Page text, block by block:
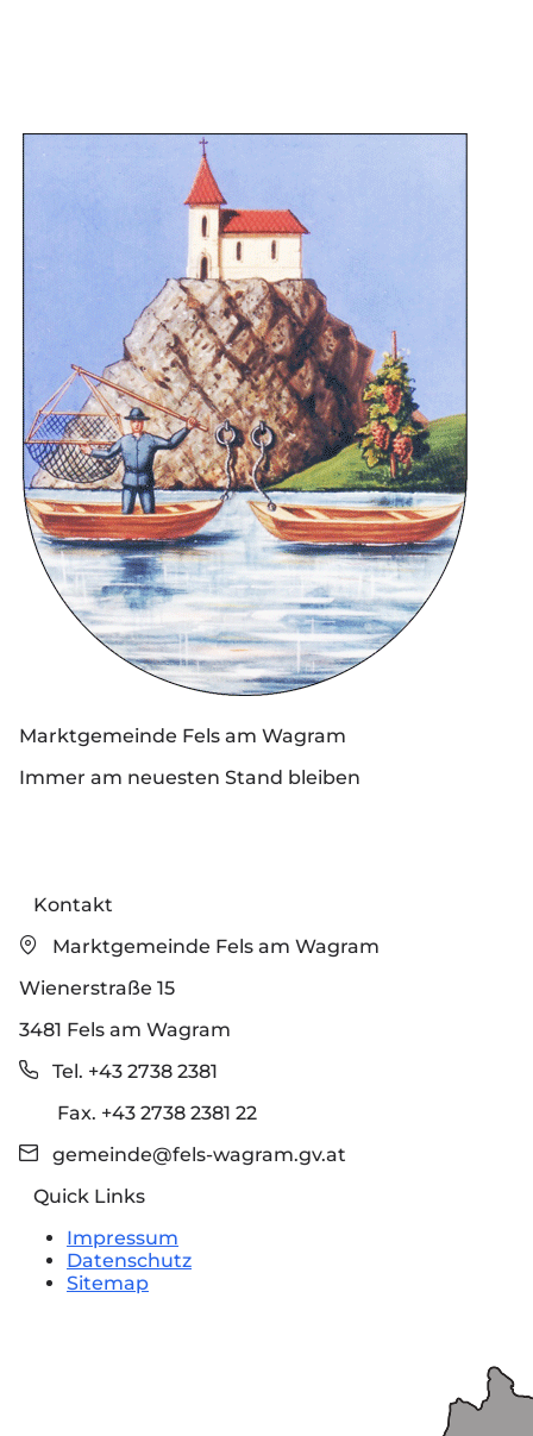
Marktgemeinde Fels am Wagram
Immer am neuesten Stand bleiben
Kontakt
Marktgemeinde Fels am Wagram
Wienerstraße 15
3481 Fels am Wagram
Tel. +43 2738 2381
Fax. +43 2738 2381 22
gemeinde@fels-wagram.gv.at
Quick Links
Impressum
Datenschutz
Sitemap